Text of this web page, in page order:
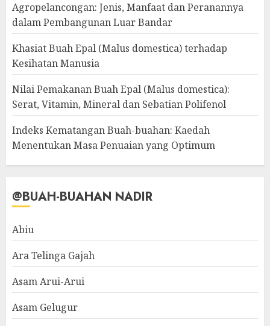
Agropelancongan: Jenis, Manfaat dan Peranannya
dalam Pembangunan Luar Bandar
Khasiat Buah Epal (Malus domestica) terhadap
Kesihatan Manusia
Nilai Pemakanan Buah Epal (Malus domestica):
Serat, Vitamin, Mineral dan Sebatian Polifenol
Indeks Kematangan Buah-buahan: Kaedah
Menentukan Masa Penuaian yang Optimum
@BUAH-BUAHAN NADIR
Abiu
Ara Telinga Gajah
Asam Arui-Arui
Asam Gelugur